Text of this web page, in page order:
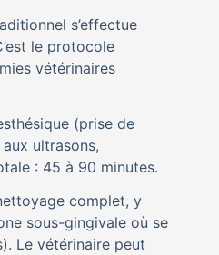
s’effectue
le protocole
vétérinaires
(prise de
ultrasons,
: 45 à 90 minutes.
complet, y
sous-gingivale où se
Le vétérinaire peut